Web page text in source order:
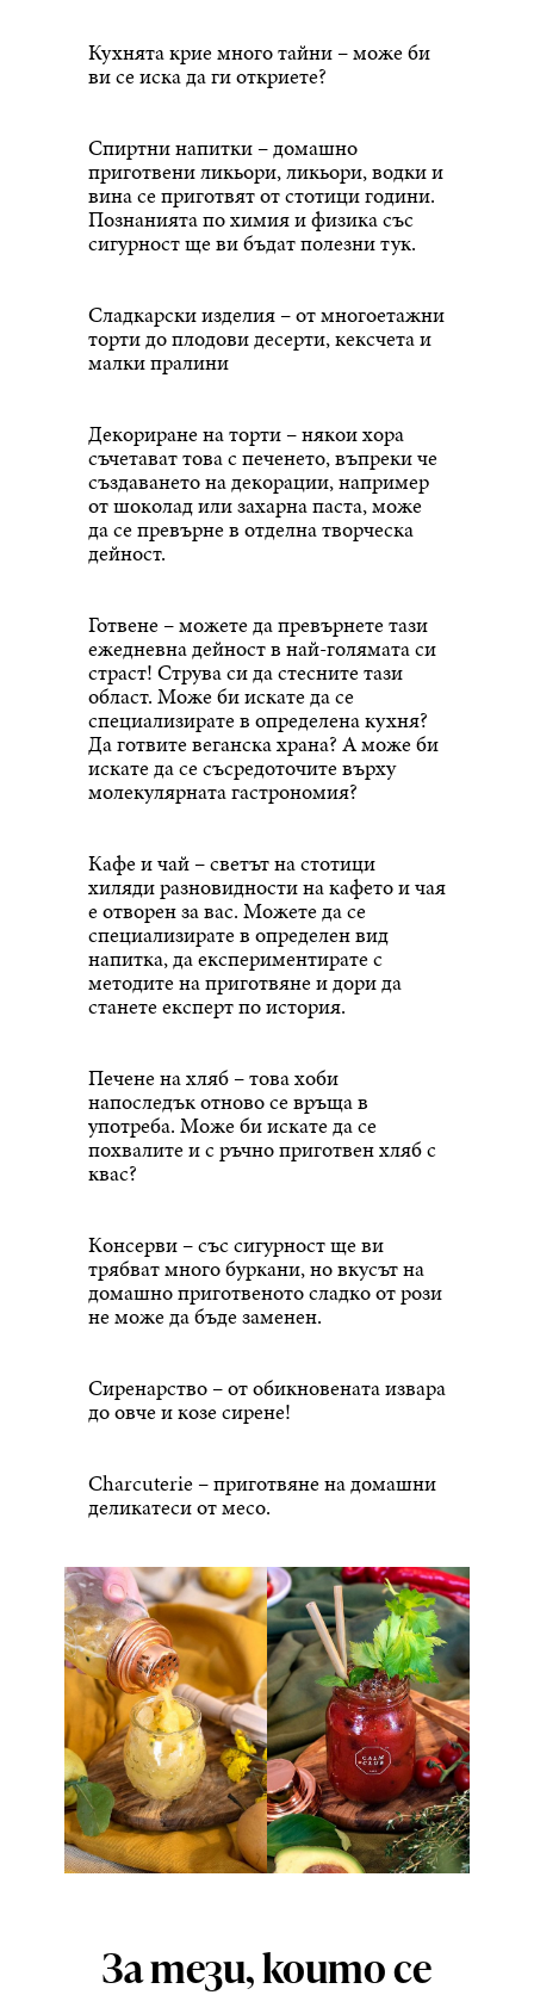
Кухнята крие много тайни – може би
ви се иска да ги откриете?
Спиртни напитки – домашно
приготвени ликьори, ликьори, водки и
вина се приготвят от стотици години.
Познанията по химия и физика със
сигурност ще ви бъдат полезни тук.
Сладкарски изделия – от многоетажни
торти до плодови десерти, кексчета и
малки пралини
Декориране на торти – някои хора
съчетават това с печенето, въпреки че
създаването на декорации, например
от шоколад или захарна паста, може
да се превърне в отделна творческа
дейност.
Готвене – можете да превърнете тази
ежедневна дейност в най-голямата си
страст! Струва си да стесните тази
област. Може би искате да се
специализирате в определена кухня?
Да готвите веганска храна? А може би
искате да се съсредоточите върху
молекулярната гастрономия?
Кафе и чай – светът на стотици
хиляди разновидности на кафето и чая
е отворен за вас. Можете да се
специализирате в определен вид
напитка, да експериментирате с
методите на приготвяне и дори да
станете експерт по история.
Печене на хляб – това хоби
напоследък отново се връща в
употреба. Може би искате да се
похвалите и с ръчно приготвен хляб с
квас?
Консерви – със сигурност ще ви
трябват много буркани, но вкусът на
домашно приготвеното сладко от рози
не може да бъде заменен.
Сиренарство – от обикновената извара
до овче и козе сирене!
Charcuterie – приготвяне на домашни
деликатеси от месо.
За тези, които се